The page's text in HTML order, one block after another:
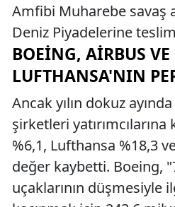
Amfibi Muharebe savaş
Deniz Piyadelerine
BOEING, AIRBUS VE
LUFTHANSA'NIN
Ancak yılın dokuz ayında
şirketleri
%6,1, Lufthansa %18,3
değer kaybetti. Boeing,
uçaklarının düşmesiyle